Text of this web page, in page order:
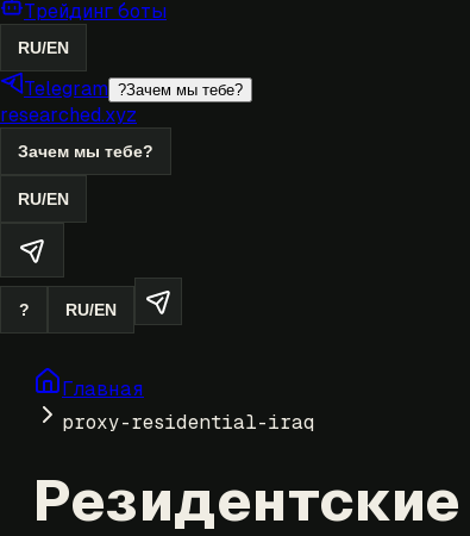
Трейдинг боты
RU/EN
Telegram ?Зачем мы тебе?
researched.xyz
Зачем мы тебе?
RU/EN
? RU/EN
Главная
proxy-residential-iraq